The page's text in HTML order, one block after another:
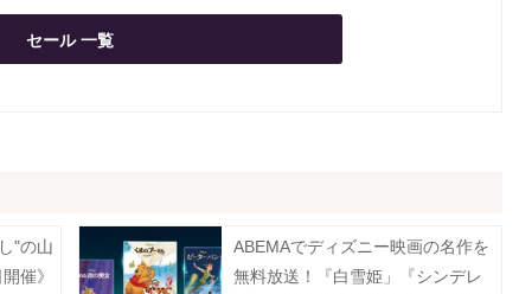
セール 一覧
"の山
催》
ABEMAでディズニー映画の名作を
無料放送！『白雪姫」『シンデレ